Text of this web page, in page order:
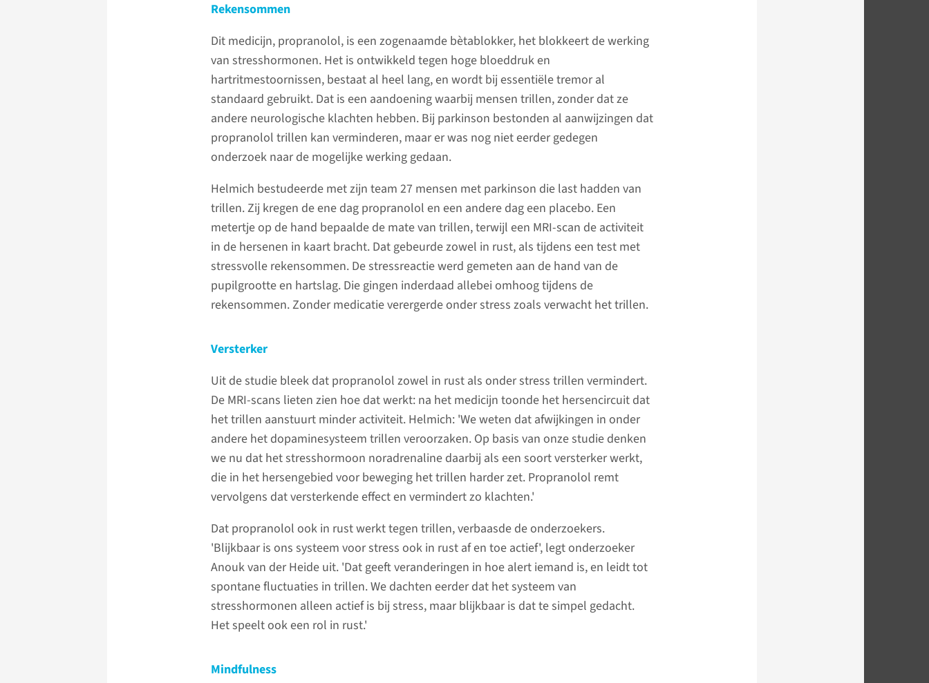
Rekensommen
Dit medicijn, propranolol, is een zogenaamde bètablokker, het blokkeert de werking
van stresshormonen. Het is ontwikkeld tegen hoge bloeddruk en
hartritmestoornissen, bestaat al heel lang, en wordt bij essentiële tremor al
standaard gebruikt. Dat is een aandoening waarbij mensen trillen, zonder dat ze
andere neurologische klachten hebben. Bij parkinson bestonden al aanwijzingen dat
propranolol trillen kan verminderen, maar er was nog niet eerder gedegen
onderzoek naar de mogelijke werking gedaan.
Helmich bestudeerde met zijn team 27 mensen met parkinson die last hadden van
trillen. Zij kregen de ene dag propranolol en een andere dag een placebo. Een
metertje op de hand bepaalde de mate van trillen, terwijl een MRI-scan de activiteit
in de hersenen in kaart bracht. Dat gebeurde zowel in rust, als tijdens een test met
stressvolle rekensommen. De stressreactie werd gemeten aan de hand van de
pupilgrootte en hartslag. Die gingen inderdaad allebei omhoog tijdens de
rekensommen. Zonder medicatie verergerde onder stress zoals verwacht het trillen.
Versterker
Uit de studie bleek dat propranolol zowel in rust als onder stress trillen vermindert.
De MRI-scans lieten zien hoe dat werkt: na het medicijn toonde het hersencircuit dat
het trillen aanstuurt minder activiteit. Helmich: 'We weten dat afwijkingen in onder
andere het dopaminesysteem trillen veroorzaken. Op basis van onze studie denken
we nu dat het stresshormoon noradrenaline daarbij als een soort versterker werkt,
die in het hersengebied voor beweging het trillen harder zet. Propranolol remt
vervolgens dat versterkende effect en vermindert zo klachten.'
Dat propranolol ook in rust werkt tegen trillen, verbaasde de onderzoekers.
'Blijkbaar is ons systeem voor stress ook in rust af en toe actief', legt onderzoeker
Anouk van der Heide uit. 'Dat geeft veranderingen in hoe alert iemand is, en leidt tot
spontane fluctuaties in trillen. We dachten eerder dat het systeem van
stresshormonen alleen actief is bij stress, maar blijkbaar is dat te simpel gedacht.
Het speelt ook een rol in rust.'
Mindfulness